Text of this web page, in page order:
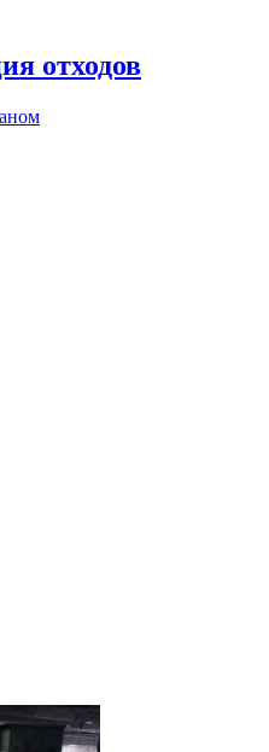
отходов